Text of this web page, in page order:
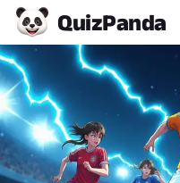
QuizPanda